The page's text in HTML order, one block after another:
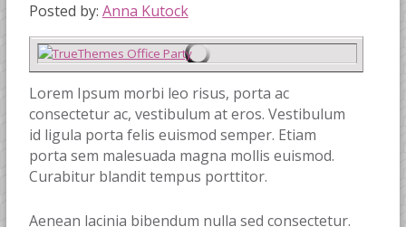
Posted by: Anna Kutock
Lorem Ipsum morbi leo risus, porta ac
consectetur ac, vestibulum at eros. Vestibulum
id ligula porta felis euismod semper. Etiam
porta sem malesuada magna mollis euismod.
Curabitur blandit tempus porttitor.
Aenean lacinia bibendum nulla sed consectetur.